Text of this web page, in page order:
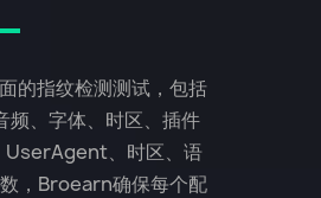
的指纹检测测试，包括
、字体、时区、插件
UserAgent、时区、语
，Broearn确保每个配